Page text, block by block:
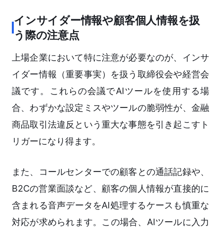
インサイダー情報や顧客個人情報を扱
う際の注意点
上場企業において特に注意が必要なのが、インサ
イダー情報（重要事実）を扱う取締役会や経営会
議です。これらの会議でAIツールを使用する場
合、わずかな設定ミスやツールの脆弱性が、金融
商品取引法違反という重大な事態を引き起こすト
リガーになり得ます。
また、コールセンターでの顧客との通話記録や、
B2Cの営業面談など、顧客の個人情報が直接的に
含まれる音声データをAI処理するケースも慎重な
対応が求められます。この場合、AIツールに入力